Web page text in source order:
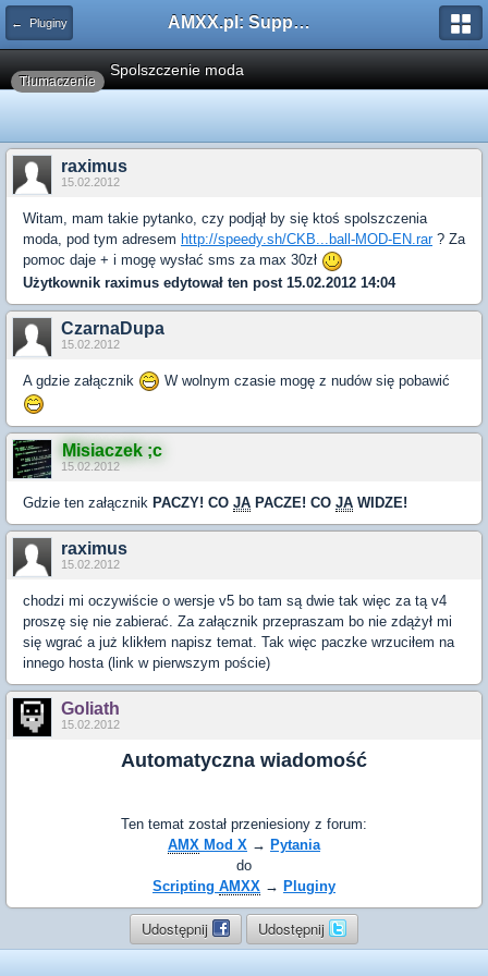
← Pluginy AMXX.pl: Support AMX Mod X i SourceMod
Tłumaczenie
Spolszczenie moda
raximus
15.02.2012
Witam, mam takie pytanko, czy podjął by się ktoś spolszczenia
moda, pod tym adresem http://speedy.sh/CKB...ball-MOD-EN.rar? Za
pomoc daje + i mogę wysłać sms za max 30zł
Użytkownik raximus edytował ten post 15.02.2012 14:04
CzarnaDupa
15.02.2012
A gdzie załącznik W wolnym czasie mogę z nudów się pobawić
Misiaczek ;c
15.02.2012
Gdzie ten załącznik PACZY! CO JA PACZE! CO JA WIDZE!
raximus
15.02.2012
chodzi mi oczywiście o wersje v5 bo tam są dwie tak więc za tą v4
proszę się nie zabierać. Za załącznik przepraszam bo nie zdążył mi
się wgrać a już klikłem napisz temat. Tak więc paczke wrzuciłem na
innego hosta (link w pierwszym poście)
Goliath
15.02.2012
Automatyczna wiadomość
Ten temat został przeniesiony z forum:
AMX Mod X → Pytania
do
Scripting AMXX → Pluginy
Udostępnij Udostępnij